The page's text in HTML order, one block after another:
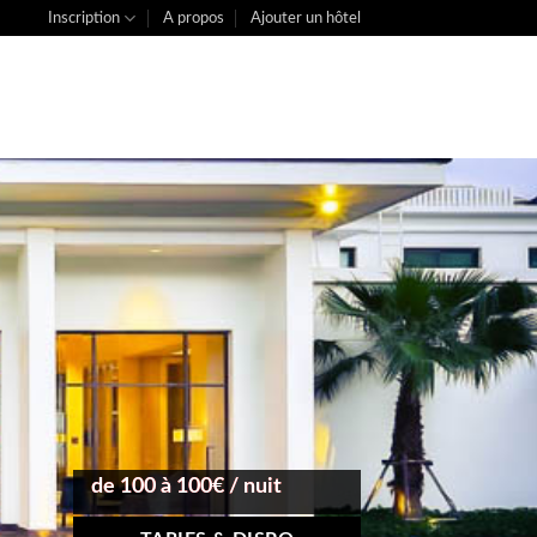
Inscription A propos Ajouter un hôtel
de 100 à 100€ / nuit